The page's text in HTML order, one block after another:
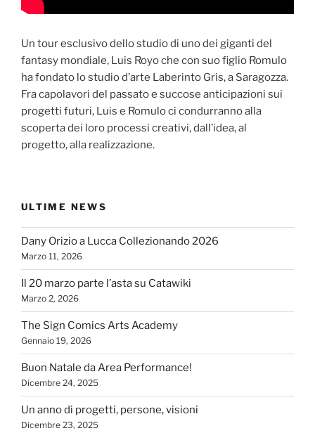
Un tour esclusivo dello studio di uno dei giganti del
fantasy mondiale, Luis Royo che con suo figlio Romulo
ha fondato lo studio d’arte Laberinto Gris, a Saragozza.
Fra capolavori del passato e succose anticipazioni sui
progetti futuri, Luis e Romulo ci condurranno alla
scoperta dei loro processi creativi, dall’idea, al
progetto, alla realizzazione.
ULTIME NEWS
Dany Orizio a Lucca Collezionando 2026
Marzo 11, 2026
Il 20 marzo parte l’asta su Catawiki
Marzo 2, 2026
The Sign Comics Arts Academy
Gennaio 19, 2026
Buon Natale da Area Performance!
Dicembre 24, 2025
Un anno di progetti, persone, visioni
Dicembre 23, 2025